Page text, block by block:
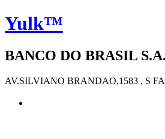
Yulk™
BANCO DO BRASIL
AV.SILVIANO BRANDAO,1583 , S